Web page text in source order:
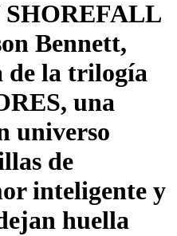
Bennett,
de la trilogía
una
universo
de
inteligente y
huella